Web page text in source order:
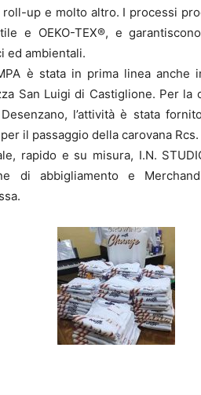
up e molto altro. I processi
e OEKO-TEX®, e
ed ambientali.
è stata in prima linea
San Luigi di Castiglione. Per la
l’attività è stata
il passaggio della carovana Rcs.
rapido e su misura, I.N.
di abbigliamento e